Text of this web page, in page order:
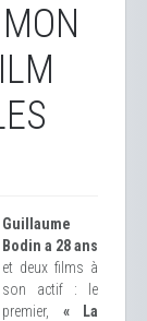
Guillaume
Bodin a 28 ans
et deux films à
son actif : le
premier, « La